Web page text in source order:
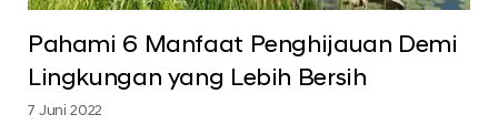
Pahami 6 Manfaat Penghijauan Demi
Lingkungan yang Lebih Bersih
7 Juni 2022